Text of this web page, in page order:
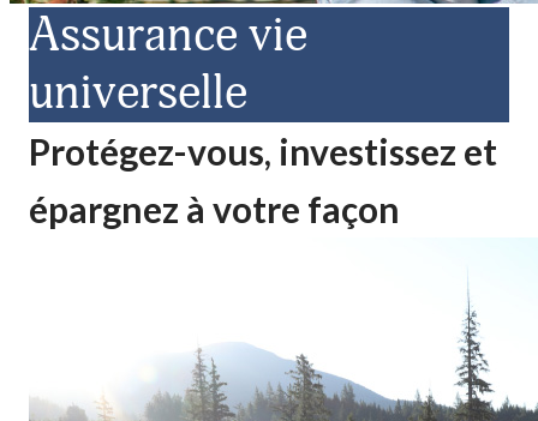
Assurance vie
universelle
Protégez-vous, investissez et
épargnez à votre façon